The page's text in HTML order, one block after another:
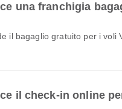
una franchigia
il check-in online